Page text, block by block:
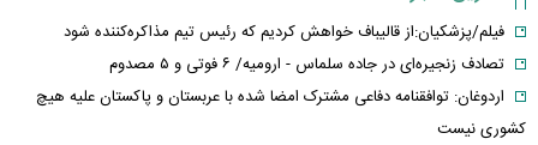
فیلم/پزشکیان:از قالیباف خواهش کردیم که رئیس تیم مذاکره‌کننده شود
تصادف زنجیره‌ای در جاده سلماس - ارومیه/ ۶ فوتی و ۵ مصدوم
اردوغان: توافقنامه دفاعی مشترک امضا شده با عربستان و پاکستان علیه هیچ
کشوری نیست